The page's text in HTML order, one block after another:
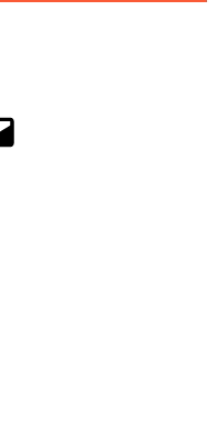
Page